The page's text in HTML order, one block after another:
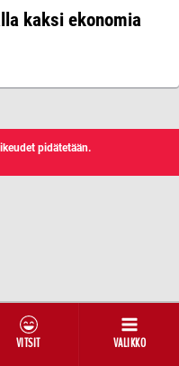
VITSIT VALIKKO
kaksi ekonomia
pidätetään.